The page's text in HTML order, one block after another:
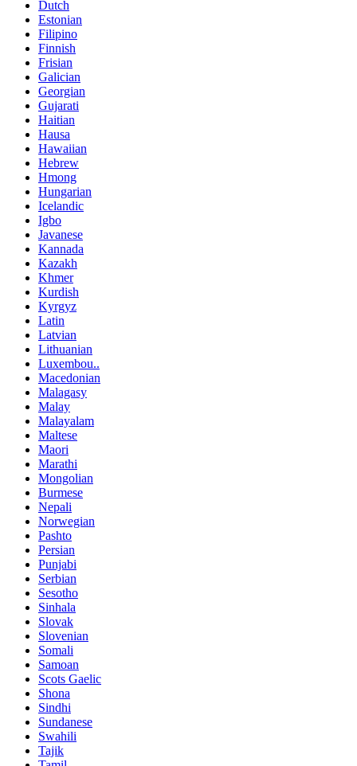
Dutch
Estonian
Filipino
Finnish
Frisian
Galician
Georgian
Gujarati
Haitian
Hausa
Hawaiian
Hebrew
Hmong
Hungarian
Icelandic
Igbo
Javanese
Kannada
Kazakh
Khmer
Kurdish
Kyrgyz
Latin
Latvian
Lithuanian
Luxembou..
Macedonian
Malagasy
Malay
Malayalam
Maltese
Maori
Marathi
Mongolian
Burmese
Nepali
Norwegian
Pashto
Persian
Punjabi
Serbian
Sesotho
Sinhala
Slovak
Slovenian
Somali
Samoan
Scots Gaelic
Shona
Sindhi
Sundanese
Swahili
Tajik